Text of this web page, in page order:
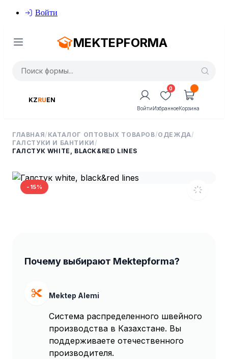
Войти
MEKTEPFORMA
KZRUEN
Войти
0
ИзбранноеКорзина
ГЛАВНАЯ/ КАТАЛОГ ОПТОВЫХ ТОВАРОВ/ОДЕЖДА/
ГАЛСТУКИ И БАНТИКИ /
ГАЛСТУК WHITE, BLACK&RED LINES
-15%
Почему выбирают Mektepforma?
Mektep Alemi
Система распределенного швейного
производства в Казахстане. Вы
поддерживаете отечественного
производителя.